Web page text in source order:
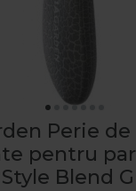
Perie de
pentru
Blend